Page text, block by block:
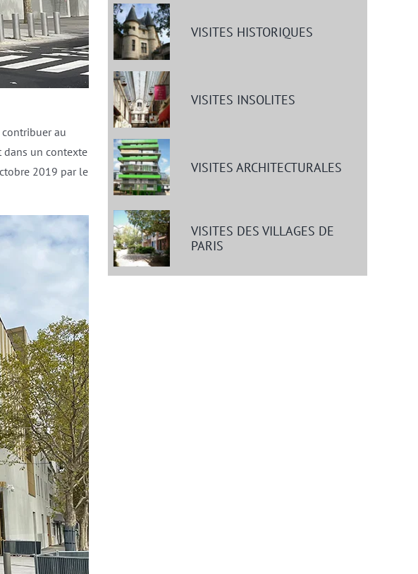
au
dans un contexte
2019 par le
VISITES HISTORIQUES
VISITES INSOLITES
VISITES ARCHITECTURALES
VISITES DES VILLAGES DE
PARIS